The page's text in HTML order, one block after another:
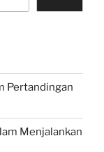
Pertandingan
Menjalankan